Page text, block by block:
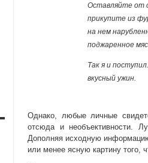
Оставляйте от
прикупите из
на нем
поджаренное
Так я и
вкусный ужин.
Однако, любые личные
отсюда и необъективности.
Дополняя исходную
или менее ясную картину того,